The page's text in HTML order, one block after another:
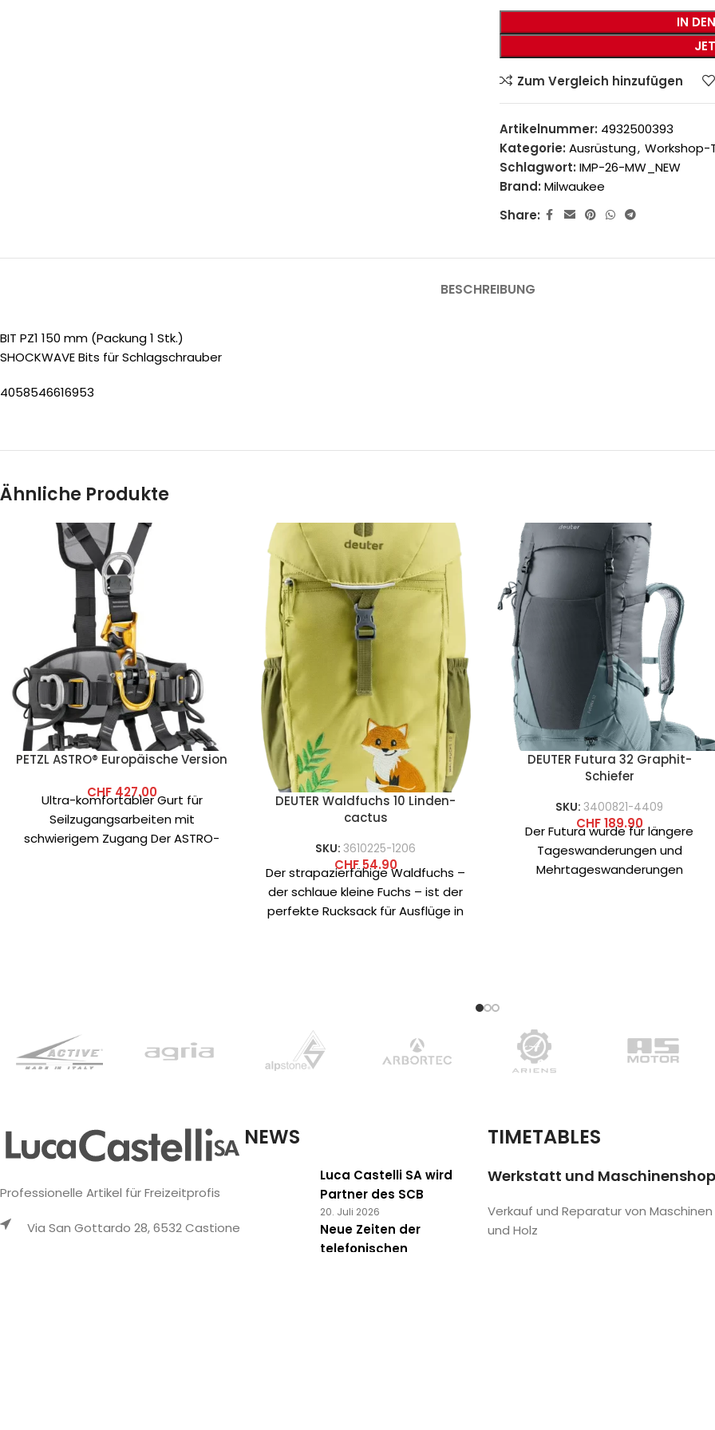
IN
Zum Vergleich hinzufügen
Artikelnummer: 4932500393
Kategorie: Ausrüstung, Workshop-
Schlagwort: IMP-26-MW_NEW
Brand: Milwaukee
Share:
BESCHREIBUNG
BIT PZ1 150 mm (Packung 1 Stk.)
SHOCKWAVE Bits für Schlagschrauber
4058546616953
Ähnliche Produkte
PETZL ASTRO® Europäische Version
CHF427.00
Ultra-komfortabler Gurt für
Seilzugangsarbeiten mit
schwierigem Zugang Der ASTRO-
DEUTER Waldfuchs 10 Linden-
cactus
SKU:3610225-1206
CHF54.90
Der strapazierfähige Waldfuchs –
der schlaue kleine Fuchs – ist der
perfekte Rucksack für Ausflüge in
DEUTER Futura 32 Graphit-
Schiefer
SKU:3400821-4409
CHF189.90
Der Futura wurde für längere
Tageswanderungen und
Mehrtageswanderungen
Professionelle Artikel für Freizeitprofis
Via San Gottardo 28, 6532 Castione
NEWS
Luca Castelli SA wird
Partner des SCB
20. Juli 2026
Neue Zeiten der
telefonischen
TIMETABLES
Werkstatt und Maschinenshop
Verkauf und Reparatur von Maschinen
und Holz